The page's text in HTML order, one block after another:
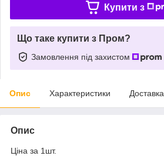
Купити з
Що таке купити з Пром?
Замовлення під захистом
Опис Характеристики Доставка
Опис
Ціна за 1шт.